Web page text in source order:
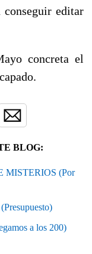
conseguir editar
concreta el
BLOG:
MISTERIOS (Por
a los 200)